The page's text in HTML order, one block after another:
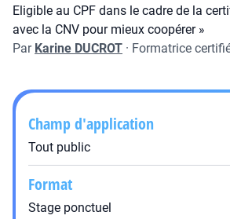
Eligible au CPF dans le cadre de la
avec la CNV pour mieux coopérer »
Par Karine DUCROT · Formatrice
Champ d'application
Tout public
Format
Stage ponctuel